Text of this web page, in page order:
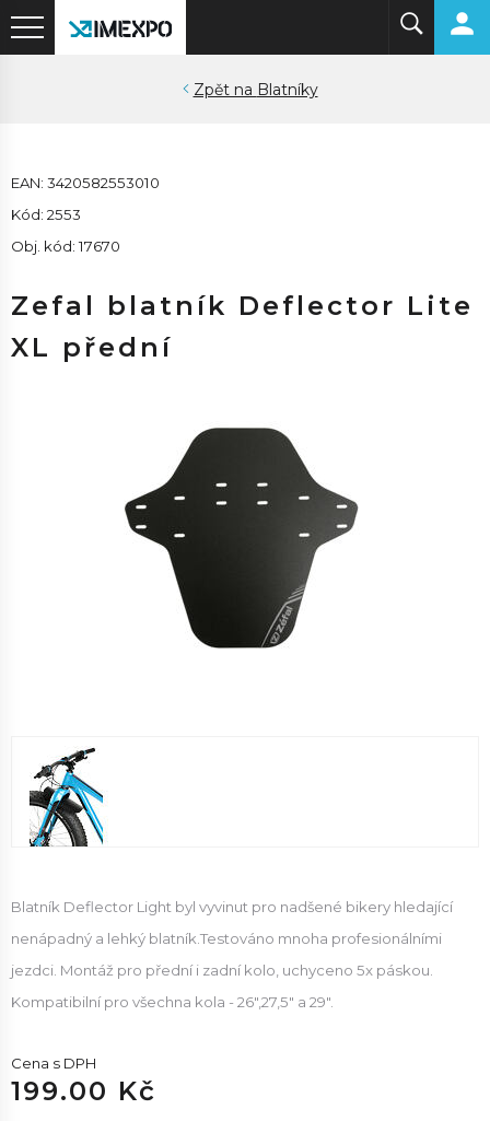
Blatníky
EAN: 3420582553010
Kód: 2553
Obj. kód: 17670
Zefal blatník Deflector Lite
XL přední
Blatník Deflector Light byl vyvinut pro nadšené bikery hledající
nenápadný a lehký blatník.Testováno mnoha profesionálními
jezdci. Montáž pro přední i zadní kolo, uchyceno 5x páskou.
Kompatibilní pro všechna kola - 26",27,5" a 29".
Cena s DPH
199.00 Kč